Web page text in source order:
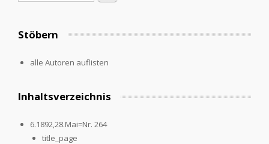
Stöbern
alle Autoren auflisten
Inhaltsverzeichnis
6.1892,28.Mai=Nr. 264
title_page